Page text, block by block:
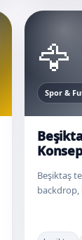
🦅
Spor &
Beşiktaş
backdrop,